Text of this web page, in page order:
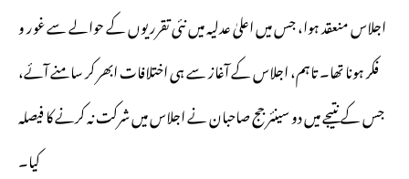
اجلاس منعقد ہوا، جس میں اعلیٰ عدلیہ میں نئی تقرریوں کے حوالے سے غور و
فکر ہونا تھا۔ تاہم، اجلاس کے آغاز سے ہی اختلافات ابھر کر سامنے آئے،
جس کے نتیجے میں دو سینئر جج صاحبان نے اجلاس میں شرکت نہ کرنے کا فیصلہ
کیا۔